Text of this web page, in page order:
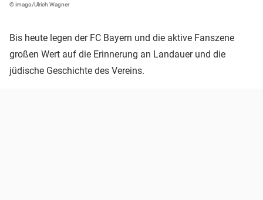
© imago/Ulrich Wagner
Bis heute legen der FC Bayern und die aktive Fanszene
großen Wert auf die Erinnerung an Landauer und die
jüdische Geschichte des Vereins.